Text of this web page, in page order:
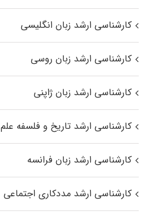
کارشناسی ارشد زبان انگلیسی
کارشناسی ارشد زبان روسی
کارشناسی ارشد زبان ژاپنی
کارشناسی ارشد تاریخ و فلسفه علم
کارشناسی ارشد زبان فرانسه
کارشناسی ارشد مددکاری اجتماعی